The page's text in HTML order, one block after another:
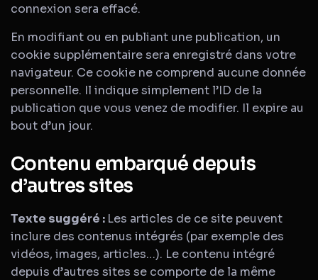
connexion sera effacé.
En modifiant ou en publiant une publication, un
cookie supplémentaire sera enregistré dans votre
navigateur. Ce cookie ne comprend aucune donnée
personnelle. Il indique simplement l’ID de la
publication que vous venez de modifier. Il expire au
bout d’un jour.
Contenu embarqué depuis
d’autres sites
Texte suggéré : Les articles de ce site peuvent
inclure des contenus intégrés (par exemple des
vidéos, images, articles…). Le contenu intégré
depuis d’autres sites se comporte de la même